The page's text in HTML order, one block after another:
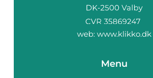
web: www.klikko.dk
Menu